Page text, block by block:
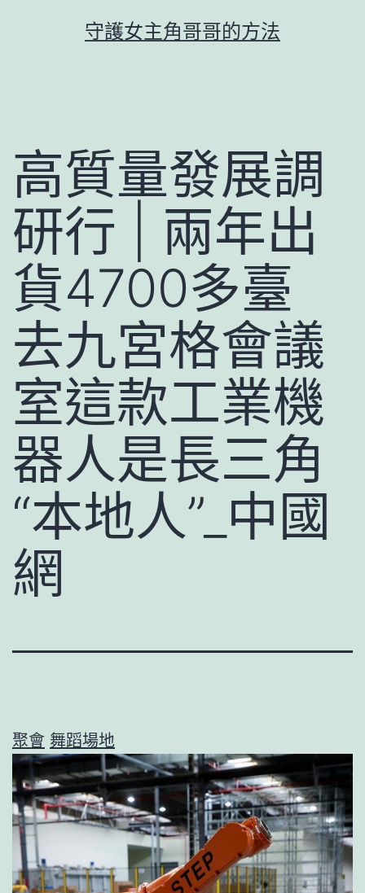
容
守護女主角哥哥的方法
高質量發展調
研行 | 兩年出
貨4700多臺
去九宮格會議
室這款工業機
器人是長三角
“本地人”_中國
網
聚會 舞蹈場地